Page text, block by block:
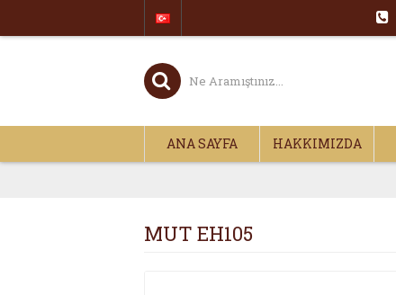
ANA SAYFA HAKKIMIZDA
MUT EH105